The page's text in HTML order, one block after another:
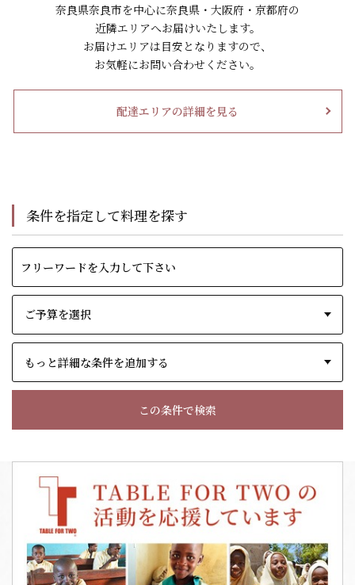
奈良県奈良市を中心に奈良県・大阪府・京都府の
近隣エリアへお届けいたします。
お届けエリアは目安となりますので、
お気軽にお問い合わせください。
配達エリアの詳細を見る
条件を指定して料理を探す
もっと詳細な条件を追加する
この条件で検索